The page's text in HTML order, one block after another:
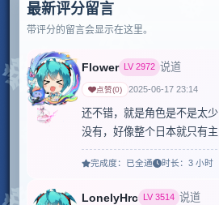
最新评分留言
带评分的留言会显示在这里。
Flower LV2972 说道
点赞(0) 2025-06-17 23:14
还不错，就是角色是不是太
没有，好像整个日本就只有主
完成度： 已全通 时长： 3 小时
LonelyHrc LV3514 说道